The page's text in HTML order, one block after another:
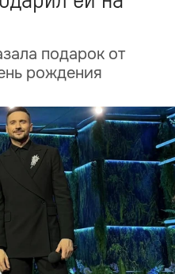
подарок от
рождения